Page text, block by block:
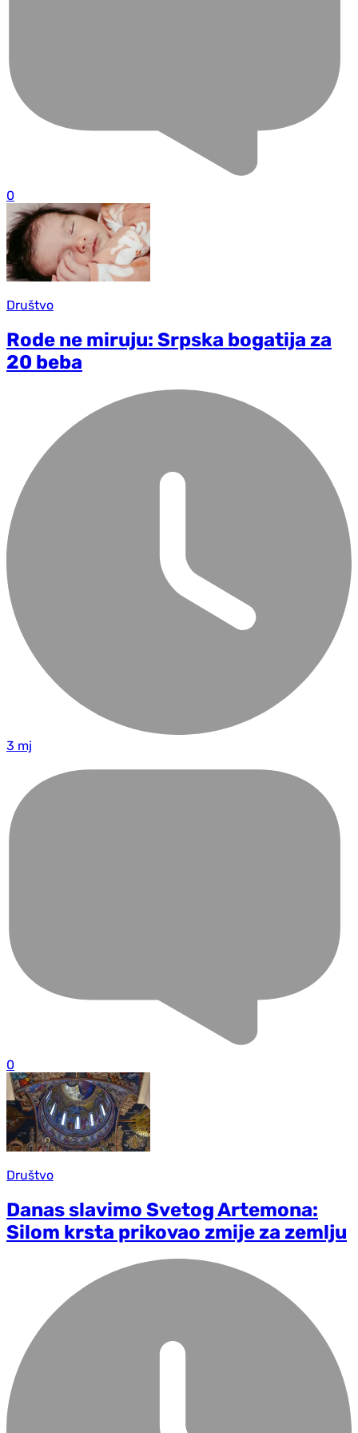
0
Društvo
Rode ne miruju: Srpska bogatija za
20 beba
3 mj
0
Društvo
Danas slavimo Svetog Artemona:
Silom krsta prikovao zmije za zemlju